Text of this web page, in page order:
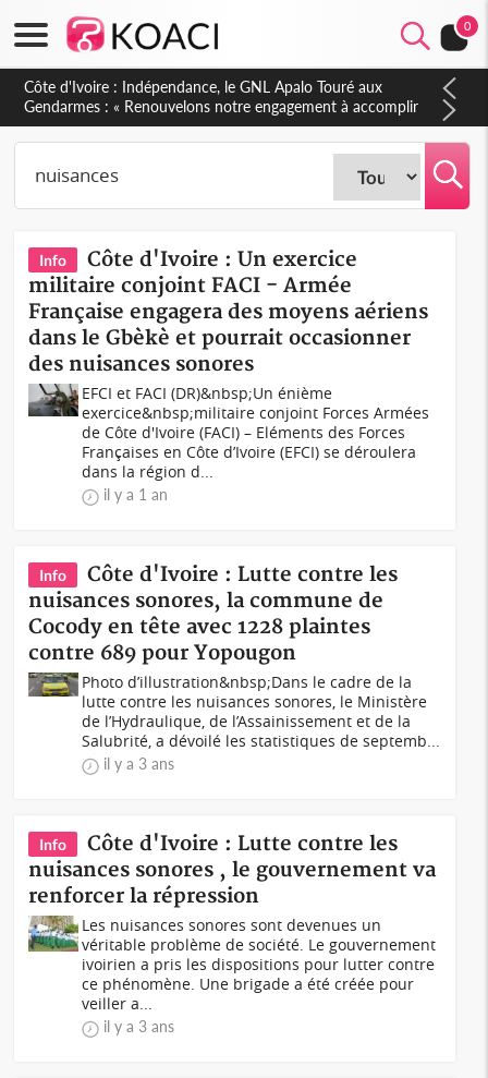
0
Côte d'Ivoire : Indépendance, le GNL Apalo Touré aux
Gendarmes : « Renouvelons notre engagement à accomplir
notre mission avec honneur, discipline, loyauté et
dévouement »
Info
Côte d'Ivoire : Un exercice
militaire conjoint FACI - Armée
Française engagera des moyens aériens
dans le Gbèkè et pourrait occasionner
des nuisances sonores
EFCI et FACI (DR)&nbsp;Un énième
exercice&nbsp;militaire conjoint Forces Armées
de Côte d'Ivoire (FACI) – Eléments des Forces
Françaises en Côte d’Ivoire (EFCI) se déroulera
dans la région d...
il y a 1 an
Info
Côte d'Ivoire : Lutte contre les
nuisances sonores, la commune de
Cocody en tête avec 1228 plaintes
contre 689 pour Yopougon
Photo d’illustration&nbsp;Dans le cadre de la
lutte contre les nuisances sonores, le Ministère
de l’Hydraulique, de l’Assainissement et de la
Salubrité, a dévoilé les statistiques de septemb...
il y a 3 ans
Info
Côte d'Ivoire : Lutte contre les
nuisances sonores , le gouvernement va
renforcer la répression
Les nuisances sonores sont devenues un
véritable problème de société. Le gouvernement
ivoirien a pris les dispositions pour lutter contre
ce phénomène. Une brigade a été créée pour
veiller a...
il y a 3 ans